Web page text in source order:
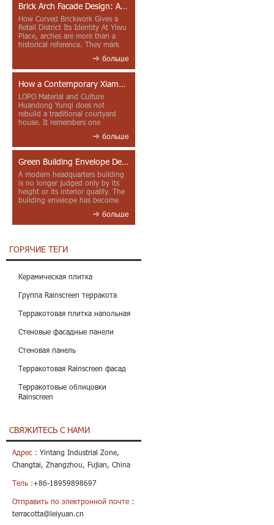
Brick Arch Facade Design: A Closer Look at Yiwu Place
How Curved Brickwork Gives a
Retail District Its Identity At Yiwu
Place, arches are more than a
historical reference. They mark
больше
How a Contemporary Xiamen Project Reframes Minnan Red Brick
LOPO Material and Culture
Huandong Yunqi does not
rebuild a traditional courtyard
house. It remembers one
больше
Green Building Envelope Design: Clay Sunscreen Fins for Modern Headquarters Architecture
A modern headquarters building
is no longer judged only by its
height or its interior quality. The
building envelope has become
больше
ГОРЯЧИЕ ТЕГИ
Керамическая плитка
Группа Rainscreen терракота
Терракотовая плитка напольная
Стеновые фасадные панели
Стеновая панель
Терракотовая Rainscreen фасад
Терракотовые облицовки
Rainscreen
СВЯЖИТЕСЬ С НАМИ
Адрес : Yintang Industrial Zone,
Changtai, Zhangzhou, Fujian, China
Тель :+86-18959898697
Отправить по электронной почте :
terracotta@leiyuan.cn